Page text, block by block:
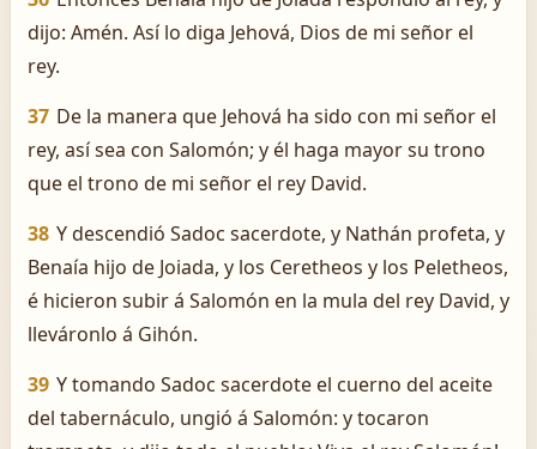
dijo: Amén. Así lo diga Jehová, Dios de mi señor el
rey.
37 De la manera que Jehová ha sido con mi señor el
rey, así sea con Salomón; y él haga mayor su trono
que el trono de mi señor el rey David.
38 Y descendió Sadoc sacerdote, y Nathán profeta, y
Benaía hijo de Joiada, y los Ceretheos y los Peletheos,
é hicieron subir á Salomón en la mula del rey David, y
lleváronlo á Gihón.
39 Y tomando Sadoc sacerdote el cuerno del aceite
del tabernáculo, ungió á Salomón: y tocaron